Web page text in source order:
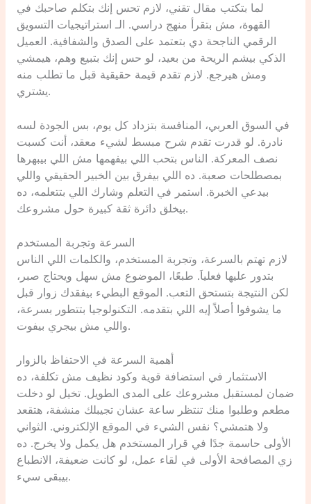
لما بتكتب مقال تقني، لازم تحس إنك بتكلم صاحبك في
القهوة، مش بتقرأ منهج دراسي. الـ استراتيجيات التسويق
الرقمي الناجحة دي بتعتمد على الصدق والشفافية. العميل
الذكي بيشم الريحة من بعيد، لو حس إنك بتبيع وهم، هيمشي
ومش هيرجع. لازم تقدم قيمة حقيقية قبل ما تطلب منه
يشتري.
في السوق العربي، المنافسة بتزداد كل يوم، بس الجودة لسه
نادرة. لو قدرت تقدم شرح مبسط لشيء معقد، أنت كسبت
نصف المعركة. الناس بتحب اللي بيفهمها مش اللي بيبهرها
بمصطلحات صعبة. ده اللي بيفرق بين الخبير الحقيقي واللي
بيدعي الخبرة. استمر في التعلم وشارك اللي بتتعلمه، ده
بيخلق دائرة ثقة كبيرة حول مشروعك.
السرعة وتجربة المستخدم
لازم تهتم بالسرعة، وتجربة المستخدم، والكلمات اللي الناس
بتدور عليها فعلياَ. طبعًا، الموضوع مش سهل ويحتاج صبر،
لكن النتيجة بتستحق التعب. الموقع البطيء بيفقدك زوار قبل
ما يشوفوا أصلاً إيه اللي بتقدمه. التكنولوجيا بتتطور بسرعة،
واللي مش بيجري بيفوت.
أهمية السرعة في الاحتفاظ بالزوار
الاستثمار في استضافة قوية وكود نظيف مش تكلفة، ده
ضمان لمستقبل مشروعك على المدى الطويل. تخيل لو دخلت
مطعم وطلبوا منك تنتظر ساعة عشان تجيبلك منشفة، هتقعد
ولا هتمشي؟ نفس الشيء في الموقع الإلكتروني. الثواني
الأولى حاسمة جدًا في قرار المستخدم هل يكمل ولا يخرج. ده
زي المصافحة الأولى في لقاء عمل، لو كانت ضعيفة، الانطباع
بيبقى سيء.